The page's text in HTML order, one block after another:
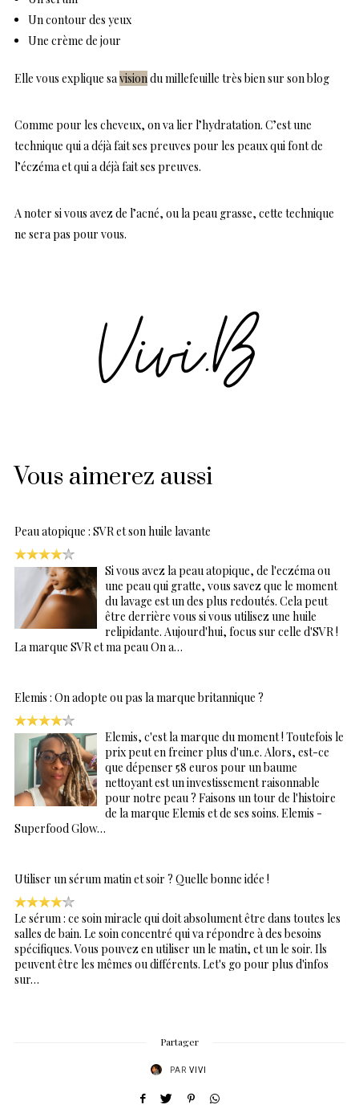
Un contour des yeux
Une crème de jour
Elle vous explique savisiondu millefeuille très bien sur son blog
Comme pour les cheveux, on va lier l’hydratation. C’est une
technique qui a déjà fait ses preuves pour les peaux qui font de
l’éczéma et qui a déjà fait ses preuves.
A noter si vous avez de l’acné, ou la peau grasse, cette technique
ne sera pas pour vous.
Vous aimerez aussi
Peau atopique : SVR et son huile lavante
Si vous avez la peau atopique, de l'eczéma ou
une peau qui gratte, vous savez que le moment
du lavage est un des plus redoutés. Cela peut
être derrière vous si vous utilisez une huile
relipidante. Aujourd'hui, focus sur celle d'SVR !
La marque SVR et ma peau On a…
Elemis : On adopte ou pas la marque britannique ?
Elemis, c'est la marque du moment ! Toutefois le
prix peut en freiner plus d'un.e. Alors, est-ce
que dépenser 58 euros pour un baume
nettoyant est un investissement raisonnable
pour notre peau ? Faisons un tour de l'histoire
de la marque Elemis et de ses soins. Elemis -
Superfood Glow…
Utiliser un sérum matin et soir ? Quelle bonne idée !
Le sérum : ce soin miracle qui doit absolument être dans toutes les
salles de bain. Le soin concentré qui va répondre à des besoins
spécifiques. Vous pouvez en utiliser un le matin, et un le soir. Ils
peuvent être les mêmes ou différents. Let's go pour plus d'infos
sur…
Partager
PAR VIVI